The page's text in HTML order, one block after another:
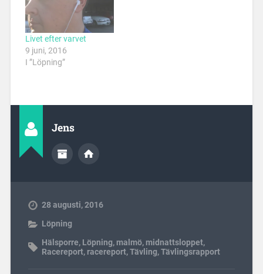
Livet efter varvet
9 juni, 2016
I ”Löpning”
Jens
28 augusti, 2016
Löpning
Hälsporre, Löpning, malmö, midnattsloppet,
Racereport, racereport,Tävling,Tävlingsrapport